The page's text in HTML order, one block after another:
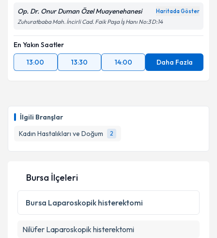
İlgili Branşlar
Kadın Hastalıkları ve Doğum
2
Op. Dr. Onur Duman Özel Muayenehanesi Haritada Göster
Zuhuratbaba Mah. İncirli Cad. Faik Paşa İş Hanı No:3 D:14
En Yakın Saatler
13:00
13:30 14:00 Daha Fazla
Bursa İlçeleri
Bursa Laparoskopik histerektomi
Nilüfer Laparoskopik histerektomi